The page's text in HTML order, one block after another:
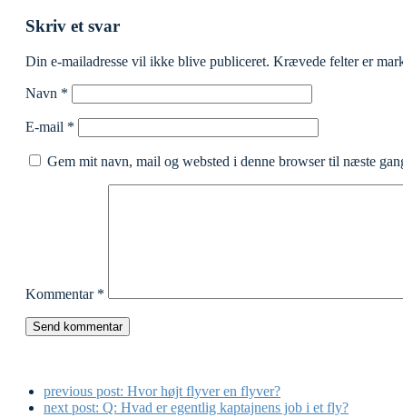
Skriv et svar
Din e-mailadresse vil ikke blive publiceret. Krævede felter er
Navn *
E-mail *
Gem mit navn, mail og websted i denne browser til næste
Kommentar *
previous post: Hvor højt flyver en flyver?
next post: Q: Hvad er egentlig kaptajnens job i et fly?